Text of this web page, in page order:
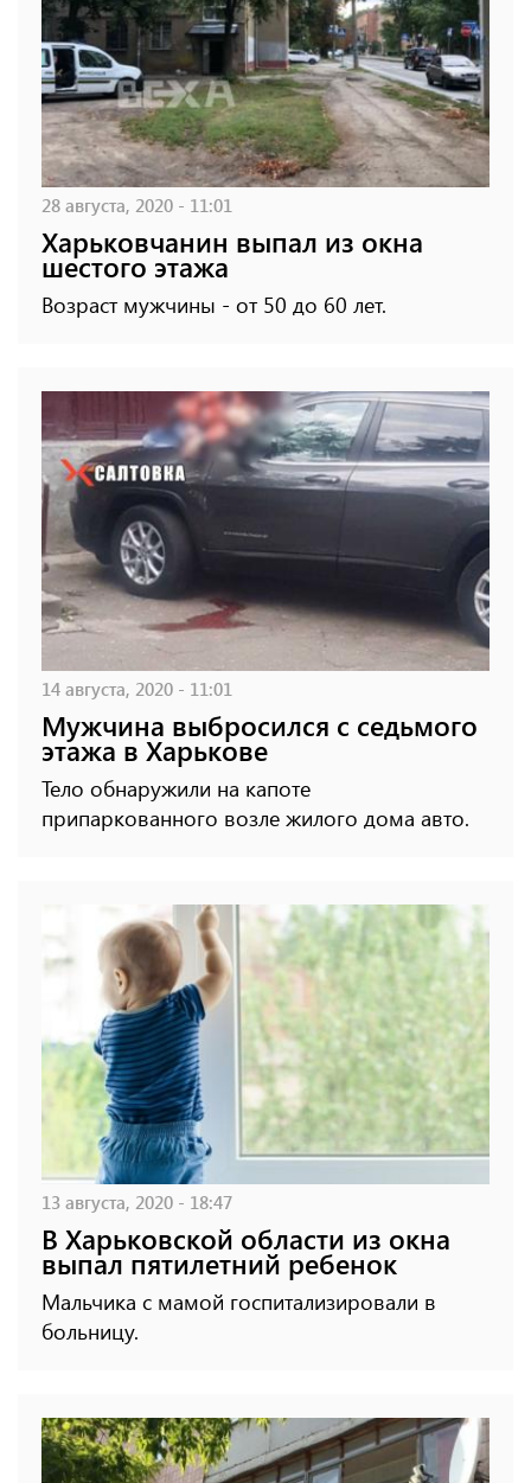
28 августа, 2020 - 11:01
Харьковчанин выпал из окна
шестого этажа
Возраст мужчины - от 50 до 60 лет.
14 августа, 2020 - 11:01
Мужчина выбросился с седьмого
этажа в Харькове
Тело обнаружили на капоте
припаркованного возле жилого дома авто.
13 августа, 2020 - 18:47
В Харьковской области из окна
выпал пятилетний ребенок
Мальчика с мамой госпитализировали в
больницу.